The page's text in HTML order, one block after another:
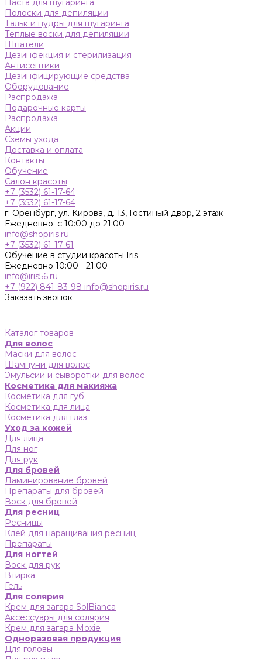
Паста для шугаринга
Полоски для депиляции
Тальк и пудры для шугаринга
Теплые воски для депиляции
Шпатели
Дезинфекция и стерилизация
Антисептики
Дезинфицирующие средства
Оборудование
Распродажа
Подарочные карты
Распродажа
Акции
Схемы ухода
Доставка и оплата
Контакты
Обучение
Салон красоты
+7 (3532) 61-17-64
+7 (3532) 61-17-64
г. Оренбург, ул. Кирова, д. 13, Гостиный двор, 2 этаж
Ежедневно: с 10:00 до 21:00
info@shopiris.ru
+7 (3532) 61-17-61
Обучение в студии красоты Iris
Ежедневно 10:00 - 21:00
info@iris56.ru
+7 (922) 841-83-98 info@shopiris.ru
Заказать звонок
Каталог товаров
Для волос
Маски для волос
Шампуни для волос
Эмульсии и сыворотки для волос
Косметика для макияжа
Косметика для губ
Косметика для лица
Косметика для глаз
Уход за кожей
Для лица
Для ног
Для рук
Для бровей
Ламинирование бровей
Препараты для бровей
Воск для бровей
Для ресниц
Ресницы
Клей для наращивания ресниц
Препараты
Для ногтей
Воск для рук
Втирка
Гель
Для солярия
Крем для загара SolBianca
Аксессуары для солярия
Крем для загара Moxie
Одноразовая продукция
Для головы